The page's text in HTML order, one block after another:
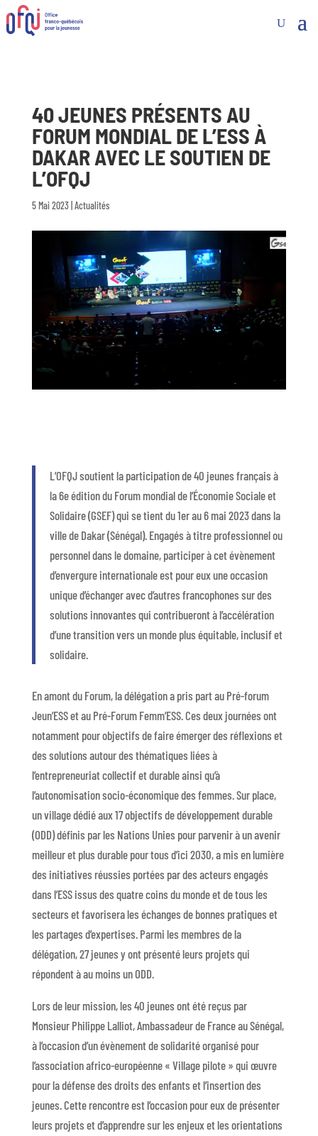
40 JEUNES PRÉSENTS AU
FORUM MONDIAL DE L’ESS À
DAKAR AVEC LE SOUTIEN DE
L’OFQJ
5 Mai 2023| Actualités
L’OFQJ soutient la participation de 40 jeunes français à
la 6e édition du Forum mondial de l’Économie Sociale et
Solidaire (GSEF) qui se tient du 1er au 6 mai 2023 dans la
ville de Dakar (Sénégal). Engagés à titre professionnel ou
personnel dans le domaine, participer à cet évènement
d’envergure internationale est pour eux une occasion
unique d’échanger avec d’autres francophones sur des
solutions innovantes qui contribueront à l’accélération
d’une transition vers un monde plus équitable, inclusif et
solidaire.
En amont du Forum, la délégation a pris part au Pré-forum
Jeun’ESS et au Pré-Forum Femm’ESS. Ces deux journées ont
notamment pour objectifs de faire émerger des réflexions et
des solutions autour des thématiques liées à
l’entrepreneuriat collectif et durable ainsi qu’à
l’autonomisation socio-économique des femmes. Sur place,
un village dédié aux 17 objectifs de développement durable
(ODD) définis par les Nations Unies pour parvenir à un avenir
meilleur et plus durable pour tous d’ici 2030, a mis en lumière
des initiatives réussies portées par des acteurs engagés
dans l’ESS issus des quatre coins du monde et de tous les
secteurs et favorisera les échanges de bonnes pratiques et
les partages d’expertises. Parmi les membres de la
délégation, 27 jeunes y ont présenté leurs projets qui
répondent à au moins un ODD.
Lors de leur mission, les 40 jeunes ont été reçus par
Monsieur Philippe Lalliot, Ambassadeur de France au Sénégal,
à l’occasion d’un évènement de solidarité organisé pour
l’association africo-européenne « Village pilote » qui œuvre
pour la défense des droits des enfants et l’insertion des
jeunes. Cette rencontre est l’occasion pour eux de présenter
leurs projets et d’apprendre sur les enjeux et les orientations